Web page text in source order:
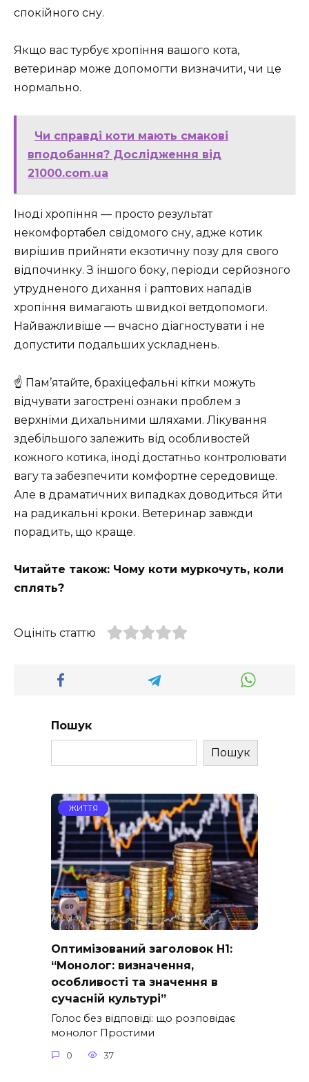
Якщо вас турбує хропіння вашого кота,
ветеринар може допомогти визначити, чи це
нормально.
Чи справді коти мають смакові
вподобання? Дослідження від
21000.com.ua
Іноді хропіння — просто результат
некомфортабел свідомого сну, адже котик
вирішив прийняти екзотичну позу для свого
відпочинку. З іншого боку, періоди серйозного
утрудненого дихання і раптових нападів
хропіння вимагають швидкої ветдопомоги.
Найважливіше — вчасно діагностувати і не
допустити подальших ускладнень.
☝️ Пам’ятайте, брахіцефальні кітки можуть
відчувати загострені ознаки проблем з
верхніми дихальними шляхами. Лікування
здебільшого залежить від особливостей
кожного котика, іноді достатньо контролювати
вагу та забезпечити комфортне середовище.
Але в драматичних випадках доводиться йти
на радикальні кроки. Ветеринар завжди
порадить, що краще.
Читайте також: Чому коти муркочуть, коли
сплять?
Оцініть статтю
Пошук
Пошук
ЖИТТЯ
Оптимізований заголовок H1:
“Монолог: визначення,
особливості та значення в
сучасній культурі”
Голос без відповіді: що розповідає
монолог Простими
0 37